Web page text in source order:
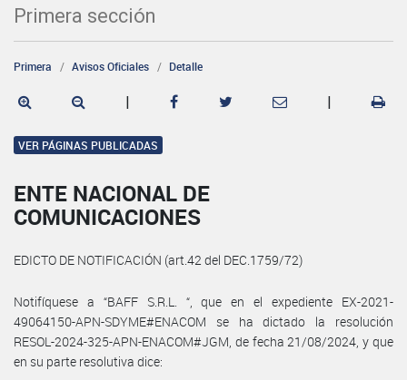
Primera sección
Primera Avisos Oficiales Detalle
| |
VER PÁGINAS PUBLICADAS
ENTE NACIONAL DE
COMUNICACIONES
EDICTO DE NOTIFICACIÓN (art.42 del DEC.1759/72)
Notifíquese a “BAFF S.R.L. “, que en el expediente EX-2021-
49064150-APN-SDYME#ENACOM se ha dictado la resolución
RESOL-2024-325-APN-ENACOM#JGM, de fecha 21/08/2024, y que
en su parte resolutiva dice: